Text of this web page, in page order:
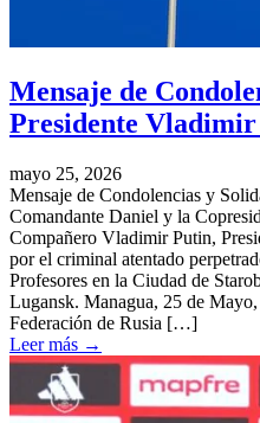
Mensaje de
Presidente
mayo 25, 2026
Mensaje de Condolencias y
Comandante Daniel y la
Compañero Vladimir Putin,
por el criminal atentado
Profesores en la Ciudad de
Lugansk. Managua, 25 de
Federación de Rusia […]
Leer más →